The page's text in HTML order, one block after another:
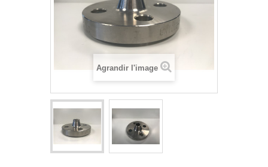
Agrandir l'image